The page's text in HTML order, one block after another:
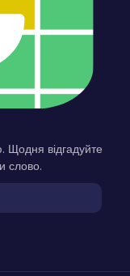
Щодня відгадуйте
слово.